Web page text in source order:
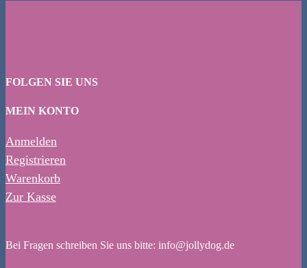
FOLGEN SIE UNS
MEIN KONTO
Anmelden
Registrieren
Warenkorb
Zur Kasse
Bei Fragen schreiben Sie uns bitte: info@jollydog.de